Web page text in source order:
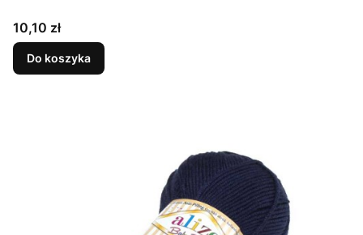
Cena
10,10 zł
Do koszyka